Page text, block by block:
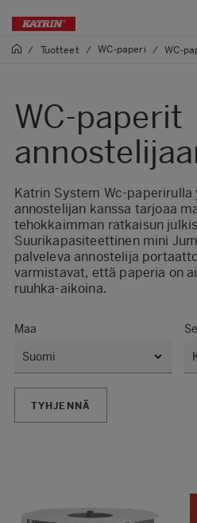
/ Tuotteet / WC-paperi / WC-
WC-paperit
Katrin System Wc-paperirulla
annostelijan kanssa tarjoaa
tehokkaimman ratkaisun
Suurikapasiteettinen mini
palveleva annostelija
varmistavat, että paperia on
ruuhka-aikoina.
Maa
TYHJENNÄ